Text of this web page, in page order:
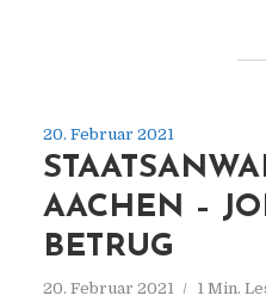
20. Februar 2021
AACHEN –
BETRUG
20. Februar 2021 1 Min.